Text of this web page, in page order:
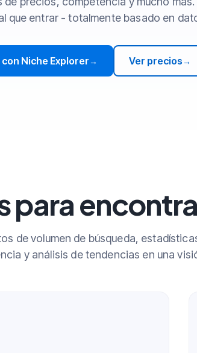
que entrar - totalmente basado en
Niche Explorer→ Ver precios→
para
de volumen de búsqueda,
y análisis de tendencias en una